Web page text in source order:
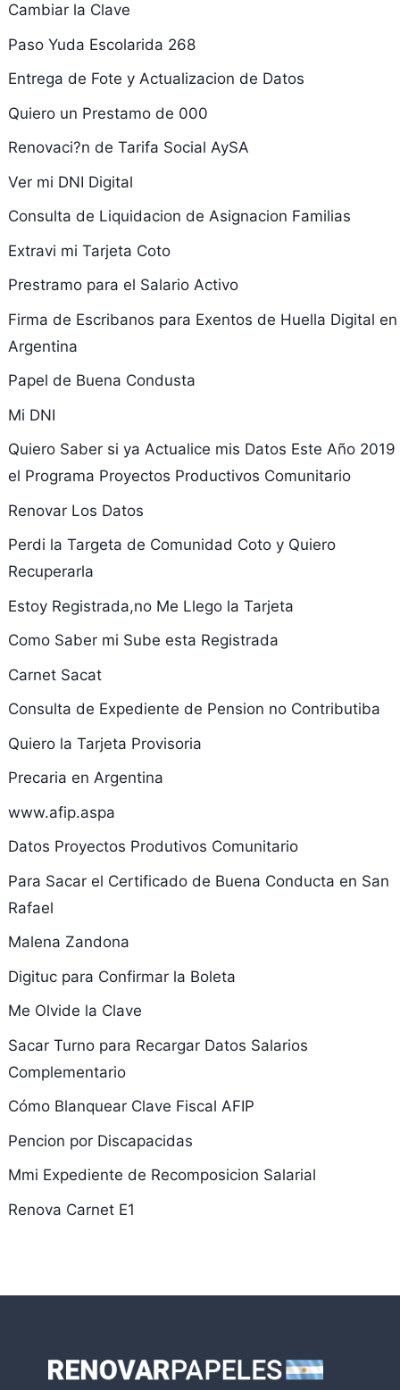
Cambiar la Clave
Paso Yuda Escolarida 268
Entrega de Fote y Actualizacion de Datos
Quiero un Prestamo de 000
Renovaci?n de Tarifa Social AySA
Ver mi DNI Digital
Consulta de Liquidacion de Asignacion Familias
Extravi mi Tarjeta Coto
Prestramo para el Salario Activo
Firma de Escribanos para Exentos de Huella Digital en
Argentina
Papel de Buena Condusta
Mi DNI
Quiero Saber si ya Actualice mis Datos Este Año 2019
el Programa Proyectos Productivos Comunitario
Renovar Los Datos
Perdi la Targeta de Comunidad Coto y Quiero
Recuperarla
Estoy Registrada,no Me Llego la Tarjeta
Como Saber mi Sube esta Registrada
Carnet Sacat
Consulta de Expediente de Pension no Contributiba
Quiero la Tarjeta Provisoria
Precaria en Argentina
www.afip.aspa
Datos Proyectos Produtivos Comunitario
Para Sacar el Certificado de Buena Conducta en San
Rafael
Malena Zandona
Digituc para Confirmar la Boleta
Me Olvide la Clave
Sacar Turno para Recargar Datos Salarios
Complementario
Cómo Blanquear Clave Fiscal AFIP
Pencion por Discapacidas
Mmi Expediente de Recomposicion Salarial
Renova Carnet E1